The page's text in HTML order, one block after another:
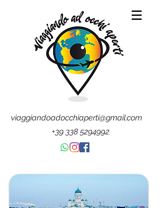
viaggiandoadocchiaperti@gmail.com
+39 338 5294992